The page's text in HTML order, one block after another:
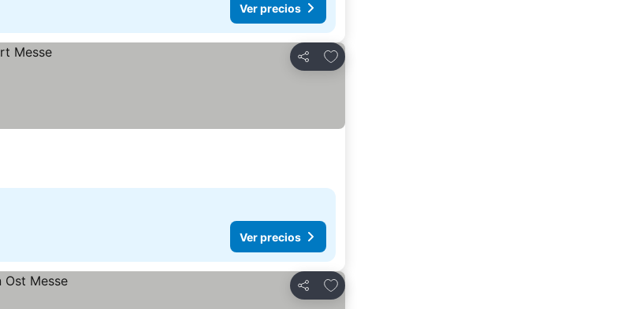
Ver precios
Compartir
Agregar a favoritos
Ver precios
Compartir
Agregar a favoritos